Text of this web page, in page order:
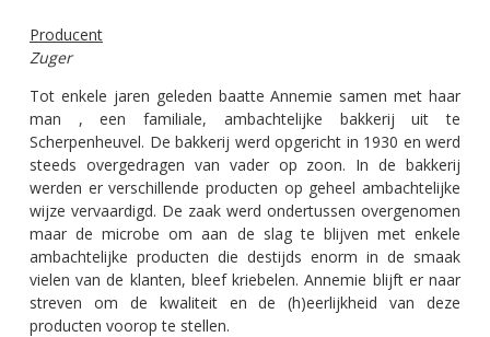
Producent
Zuger
Tot enkele jaren geleden baatte Annemie samen met haar
man , een familiale, ambachtelijke bakkerij uit te
Scherpenheuvel. De bakkerij werd opgericht in 1930 en werd
steeds overgedragen van vader op zoon. In de bakkerij
werden er verschillende producten op geheel ambachtelijke
wijze vervaardigd. De zaak werd ondertussen overgenomen
maar de microbe om aan de slag te blijven met enkele
ambachtelijke producten die destijds enorm in de smaak
vielen van de klanten, bleef kriebelen. Annemie blijft er naar
streven om de kwaliteit en de (h)eerlijkheid van deze
producten voorop te stellen.